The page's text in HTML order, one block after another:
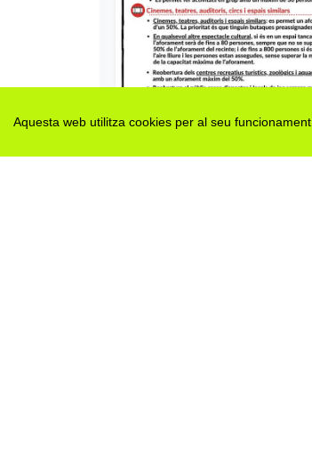
Aquesta web utilitza cookies per al seu funcionament.